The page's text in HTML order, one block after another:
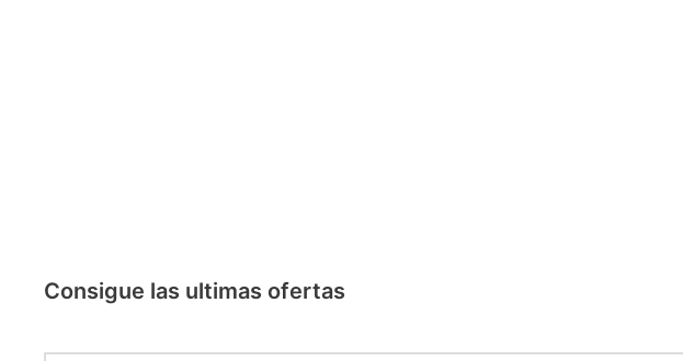
Consigue las ultimas ofertas